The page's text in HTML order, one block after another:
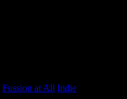
Fussion at All Indie